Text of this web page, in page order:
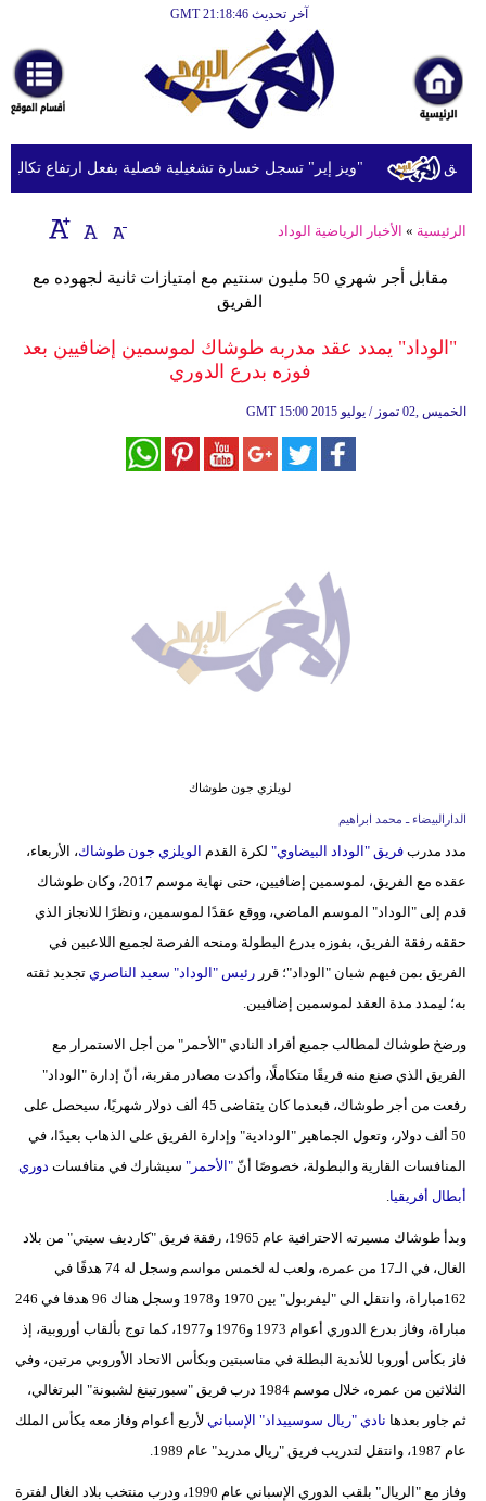
آخر تحديث GMT 21:18:46
أخبارعاجلة
رياضة
ثقافة
إقتصاد
وموسيقى
أزياء
أزياء
إسلامية
علوم
وتكنولوجيا
مدوَّنات
أبراج
فيديو
"ويز إير" تسجل خسارة تشغيلية فصلية بفعل ارتفاع تكاليف
الرئيسية » الأخبار الرياضية الوداد
مقابل أجر شهري 50 مليون سنتيم مع امتيازات ثانية لجهوده مع
الفريق
"الوداد" يمدد عقد مدربه طوشاك لموسمين إضافيين بعد
فوزه بدرع الدوري
GMT 15:00 2015 الخميس ,02 تموز / يوليو
لويلزي جون طوشاك
الدارالبيضاء ـ محمد ابراهيم
مدد مدرب فريق "الوداد البيضاوي" لكرة القدم الويلزي جون طوشاك، الأربعاء،
عقده مع الفريق، لموسمين إضافيين، حتى نهاية موسم 2017، وكان طوشاك
قدم إلى "الوداد" الموسم الماضي، ووقع عقدًا لموسمين، ونظرًا للانجاز الذي
حققه رفقة الفريق، بفوزه بدرع البطولة ومنحه الفرصة لجميع اللاعبين في
الفريق بمن فيهم شبان "الوداد"؛ قرررئيس "الوداد" سعيد الناصري تجديد ثقته
به؛ ليمدد مدة العقد لموسمين إضافيين.
ورضخ طوشاك لمطالب جميع أفراد النادي "الأحمر" من أجل الاستمرار مع
الفريق الذي صنع منه فريقًا متكاملًا، وأكدت مصادر مقربة، أنّ إدارة "الوداد"
رفعت من أجر طوشاك، فبعدما كان يتقاضى 45 ألف دولار شهريًا، سيحصل على
50 ألف دولار، وتعول الجماهير "الودادية" وإدارة الفريق على الذهاب بعيدًا، في
المنافسات القارية والبطولة، خصوصًا أنّ"الأحمر" سيشارك في منافسات دوري
أبطال أفريقيا
وبدأ طوشاك مسيرته الاحترافية عام 1965، رفقة فريق "كارديف سيتي" من بلاد
الغال، في الـ17 من عمره، ولعب له لخمس مواسم وسجل له 74 هدفًا في
162مباراة، وانتقل الى "ليفربول" بين 1970 و1978 وسجل هناك 96 هدفا في 246
مباراة، وفاز بدرع الدوري أعوام 1973 و1976 و1977، كما توج بألقاب أوروبية، إذ
فاز بكأس أوروبا للأندية البطلة في مناسبتين وبكأس الاتحاد الأوروبي مرتين، وفي
الثلاثين من عمره، خلال موسم 1984 درب فريق "سبورتينغ لشبونة" البرتغالي،
ثم جاور بعدها نادي "ريال سوسييداد" الإسباني لأربع أعوام وفاز معه بكأس الملك
عام 1987، وانتقل لتدريب فريق "ريال مدريد" عام 1989.
وفاز مع "الريال" بلقب الدوري الإسباني عام 1990، ودرب منتخب بلاد الغال لفترة